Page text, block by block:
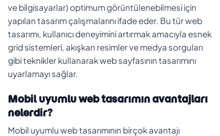
ve bilgisayarlar) optimum görüntülenebilmesi için
yapılan tasarım çalışmalarını ifade eder. Bu tür web
tasarımı, kullanıcı deneyimini artırmak amacıyla esnek
grid sistemleri, akışkan resimler ve medya sorguları
gibi teknikler kullanarak web sayfasının tasarımını
uyarlamayı sağlar.
Mobil uyumlu web tasarımın avantajları
nelerdir?
Mobil uyumlu web tasarımının birçok avantajı